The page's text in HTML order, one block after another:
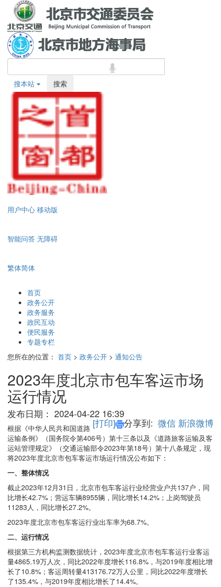
搜本站 搜索
用户中心 移动版
智能问答 无障碍
繁体简体
首页
政务公开
政务服务
政民互动
便民服务
专题专栏
您所在的位置： 首页 > 政务公开 > 通知公告
2023年度北京市包车客运市场
运行情况
发布日期： 2024-04-22 16:39
[打印] 分享到: 微信 新浪微博
根据《中华人民共和国道路
运输条例》（国务院令第406号）第十三条以及《道路旅客运输及客
运站管理规定》（交通运输部令2023年第18号）第十八条规定，现
将2023年度北京市包车客运市场运行情况公布如下：
一、整体情况
截止2023年12月31日，北京市包车客运行业经营业户共137户，同
比增长42.7%；营运车辆8955辆，同比增长14.2%；上岗驾驶员
11283人，同比增长27.2%。
2023年度北京市包车客运行业出车率为68.7%。
二、运行情况
根据第三方机构监测数据统计，2023年度北京市包车客运行业客运
量4865.19万人次，同比2022年度增长116.8%，与2019年度相比增
长了10.8%；客运周转量413176.72万人公里，同比2022年度增长
了135.4%，与2019年度相比增长了14.4%。